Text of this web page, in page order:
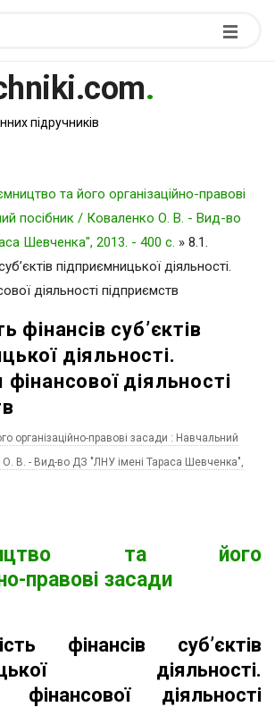
.
підручників
та його організаційно-правові
посібник / Коваленко О. В. - Вид-во
Шевченка", 2013. - 400 c. » 8.1.
підприємницької діяльності.
діяльності підприємств
фінансів суб’єктів
діяльності.
фінансової діяльності
організаційно-правові засади : Навчальний
О. В. - Вид-во ДЗ "ЛНУ імені Тараса Шевченка",
та його
правові засади
фінансів суб’єктів
діяльності.
фінансової діяльності